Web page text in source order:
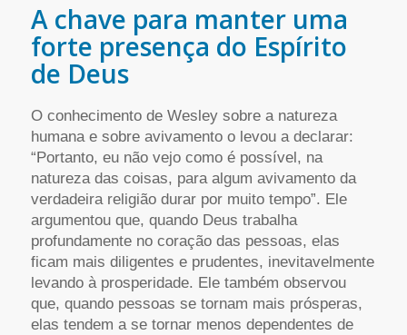
A chave para manter uma
forte presença do Espírito
de Deus
O conhecimento de Wesley sobre a natureza
humana e sobre avivamento o levou a declarar:
“Portanto, eu não vejo como é possível, na
natureza das coisas, para algum avivamento da
verdadeira religião durar por muito tempo”. Ele
argumentou que, quando Deus trabalha
profundamente no coração das pessoas, elas
ficam mais diligentes e prudentes, inevitavelmente
levando à prosperidade. Ele também observou
que, quando pessoas se tornam mais prósperas,
elas tendem a se tornar menos dependentes de